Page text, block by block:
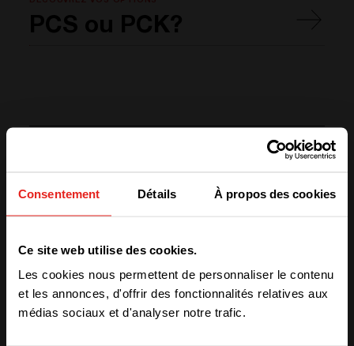
Consentement Détails À propos des cookies
Ce site web utilise des cookies.
Les cookies nous permettent de personnaliser le contenu
et les annonces, d'offrir des fonctionnalités relatives aux
médias sociaux et d'analyser notre trafic.
PCS ou PCK?
Produit lié
from another region. Please choose
one of the options